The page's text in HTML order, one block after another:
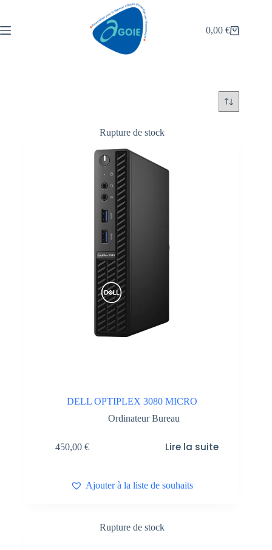
0,00€
Rupture de stock
DELL OPTIPLEX 3080 MICRO
Ordinateur Bureau
450,00 € Lire la suite
Ajouter à la liste de souhaits
Rupture de stock